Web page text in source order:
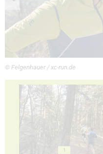
© Felgenhauer / xc-run.de
1